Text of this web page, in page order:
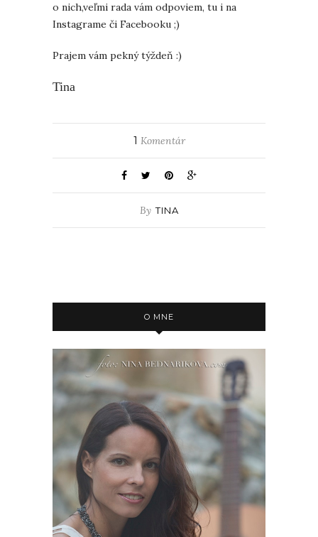
o nich,veľmi rada vám odpoviem, tu i na
Instagrame či Facebooku ;)
Prajem vám pekný týždeň :)
Tina
1 Komentár
By TINA
O MNE